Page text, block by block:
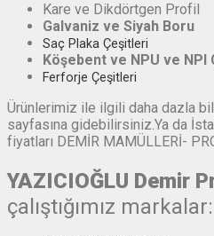
Kare ve Dikdörtgen Profil
Galvaniz ve Siyah Boru
Saç Plaka Çeşitleri
Köşebent ve NPU ve
Ferforje Çeşitleri
Ürünlerimiz ile ilgili daha dazla
sayfasına gidebilirsiniz.Ya da
fiyatları DEMİR MAMÜLLERİ-
YAZICIOĞLU Demir
çalıştığımız markalar: